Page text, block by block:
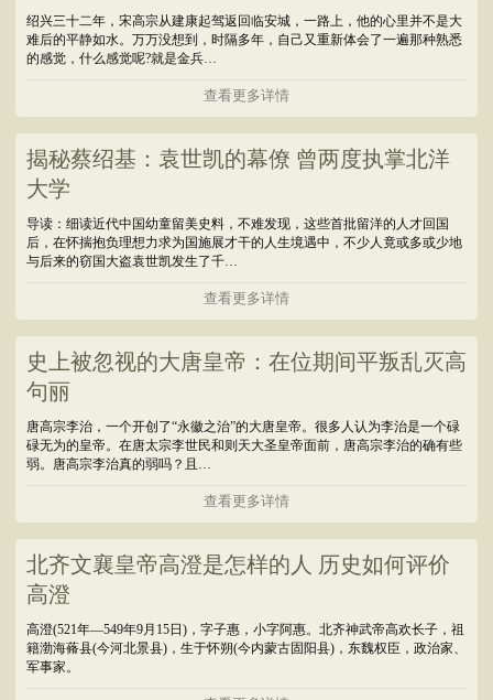
绍兴三十二年，宋高宗从建康起驾返回临安城，一路上，他的心里并不是大
难后的平静如水。万万没想到，时隔多年，自己又重新体会了一遍那种熟悉
的感觉，什么感觉呢?就是金兵…
查看更多详情
揭秘蔡绍基：袁世凯的幕僚 曾两度执掌北洋
大学
导读：细读近代中国幼童留美史料，不难发现，这些首批留洋的人才回国
后，在怀揣抱负理想力求为国施展才干的人生境遇中，不少人竟或多或少地
与后来的窃国大盗袁世凯发生了千…
查看更多详情
史上被忽视的大唐皇帝：在位期间平叛乱灭高
句丽
唐高宗李治，一个开创了“永徽之治”的大唐皇帝。很多人认为李治是一个碌
碌无为的皇帝。在唐太宗李世民和则天大圣皇帝面前，唐高宗李治的确有些
弱。唐高宗李治真的弱吗？且…
查看更多详情
北齐文襄皇帝高澄是怎样的人 历史如何评价
高澄
高澄(521年―549年9月15日)，字子惠，小字阿惠。北齐神武帝高欢长子，祖
籍渤海蓨县(今河北景县)，生于怀朔(今内蒙古固阳县)，东魏权臣，政治家、
军事家。